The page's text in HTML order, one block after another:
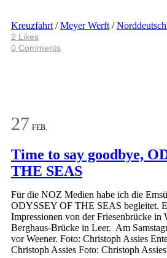
Kreuzfahrt /Meyer Werft /
2 Likes
0 Comments
27 FEB.
Time to say goodbye,
THE SEAS
Für die NOZ Medien habe ich die
ODYSSEY OF THE SEAS begleitet.
Impressionen von der Friesenbrücke in
Berghaus-Brücke in Leer. Am
vor Weener. Foto: Christoph Assies
Christoph Assies Foto: Christoph Assies